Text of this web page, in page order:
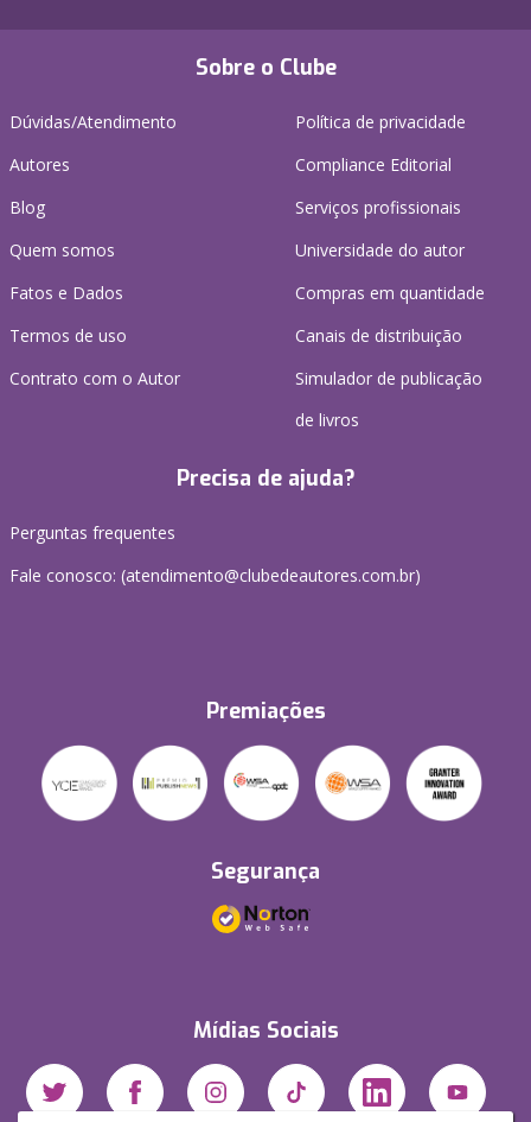
Sobre o Clube
Dúvidas/Atendimento
Autores
Blog
Quem somos
Fatos e Dados
Termos de uso
Contrato com o Autor
Política de privacidade
Compliance Editorial
Serviços profissionais
Universidade do autor
Compras em quantidade
Canais de distribuição
Simulador de publicação
de livros
Precisa de ajuda?
Perguntas frequentes
Fale conosco: (atendimento@clubedeautores.com.br)
Premiações
Segurança
Mídias Sociais